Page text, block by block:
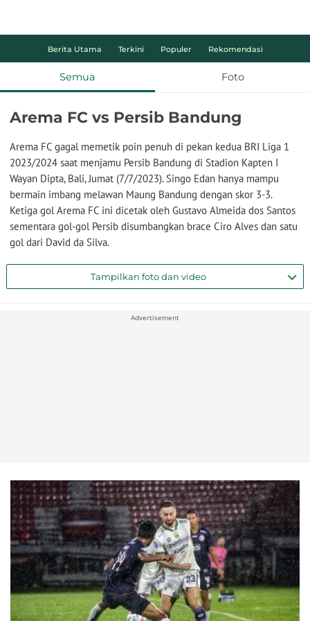
Berita Utama Terkini Populer Rekomendasi
Semua Foto
Arema FC vs Persib Bandung
Arema FC gagal memetik poin penuh di pekan kedua BRI Liga 1
2023/2024 saat menjamu Persib Bandung di Stadion Kapten I
Wayan Dipta, Bali, Jumat (7/7/2023). Singo Edan hanya mampu
bermain imbang melawan Maung Bandung dengan skor 3-3.
Ketiga gol Arema FC ini dicetak oleh Gustavo Almeida dos Santos
sementara gol-gol Persib disumbangkan brace Ciro Alves dan satu
gol dari David da Silva.
Tampilkan foto dan video
Advertisement